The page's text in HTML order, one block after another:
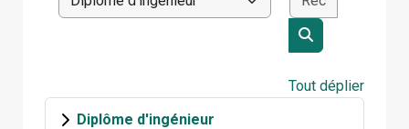
Catégories de cours
Rechercher
Tout déplier
Diplôme d'ingénieur